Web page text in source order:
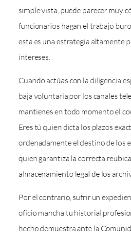
simple vista, puede parecer muy
funcionarios hagan el trabajo
esta es una estrategia altamente
intereses.
Cuando actúas con la diligencia
baja voluntaria por los canales
mantienes en todo momento el
Eres tú quien dicta los plazos
ordenadamente el destino de los
quien garantiza la correcta
almacenamiento legal de los
Por el contrario, sufrir un
oficio mancha tu historial
hecho demuestra ante la